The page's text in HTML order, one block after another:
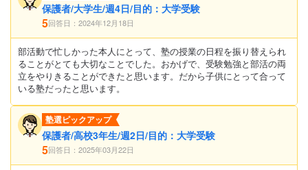
保護者/大学生/週4日/目的：大学受験
5回答日：2024年12月18日
部活動で忙しかった本人にとって、塾の授業の日程を振り替えられ
ることがとても大切なことでした。おかげで、受験勉強と部活の両
立をやりきることができたと思います。だから子供にとって合って
いる塾だったと思います。
塾選ピックアップ
保護者/高校3年生/週2日/目的：大学受験
5回答日：2025年03月22日